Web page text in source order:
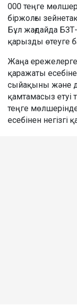
000 теңге
біржолғы
Бұл жағдайда БЗТ-
қарызды өтеуге
Жаңа
қаражаты
сыйақыны және
қамтамасыз етуі
теңге
есебінен